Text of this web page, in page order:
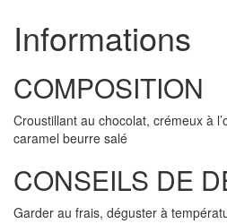
Informations
COMPOSITION
Croustillant au chocolat, crémeux à
caramel beurre salé
CONSEILS DE
Garder au frais, déguster à